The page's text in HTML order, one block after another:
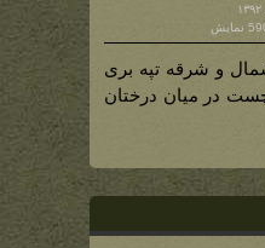
نمایش
و شرقه تپه بری
در میان درختان